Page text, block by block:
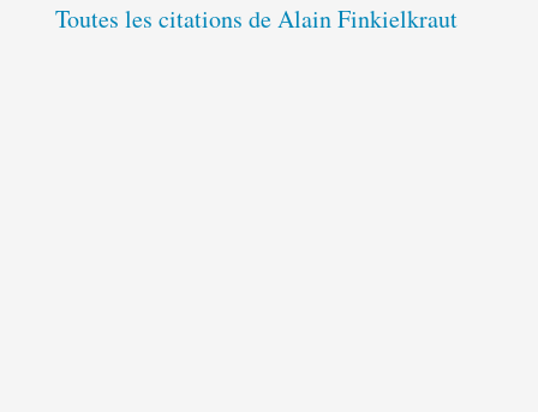
Toutes les citations de Alain Finkielkraut